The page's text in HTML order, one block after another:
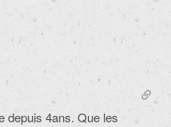
depuis 4ans. Que les